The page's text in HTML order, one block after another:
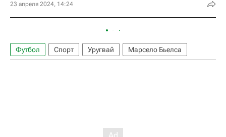
23 апреля 2024, 14:24
Футбол Спорт Уругвай Марсело Бьелса